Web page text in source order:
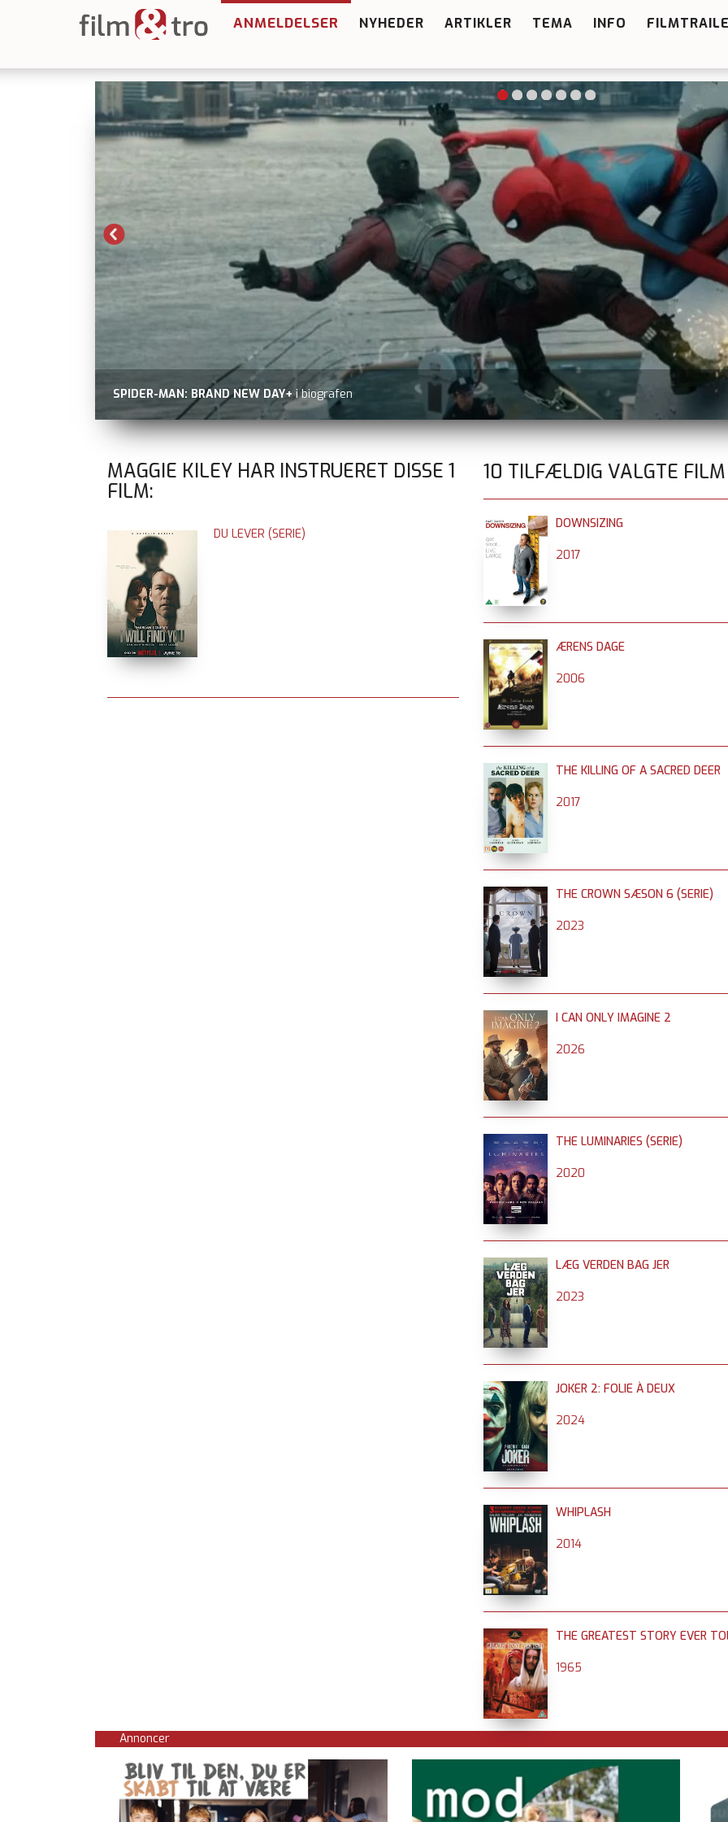
ANMELDELSER NYHEDER ARTIKLER TEMA INFO
SPIDER-MAN: BRAND NEW DAY+ i biografen
MAGGIE KILEY HAR INSTRUERET DISSE 1
FILM:
DU LEVER (SERIE)
10 TILFÆLDIG VALGTE FILM
DOWNSIZING
2017
ÆRENS DAGE
2006
THE KILLING OF A SACRED DEER
2017
THE CROWN SÆSON 6 (SERIE)
2023
I CAN ONLY IMAGINE 2
2026
THE LUMINARIES (SERIE)
2020
LÆG VERDEN BAG JER
2023
JOKER 2: FOLIE À DEUX
2024
WHIPLASH
2014
THE GREATEST STORY EVER
1965
Annoncer